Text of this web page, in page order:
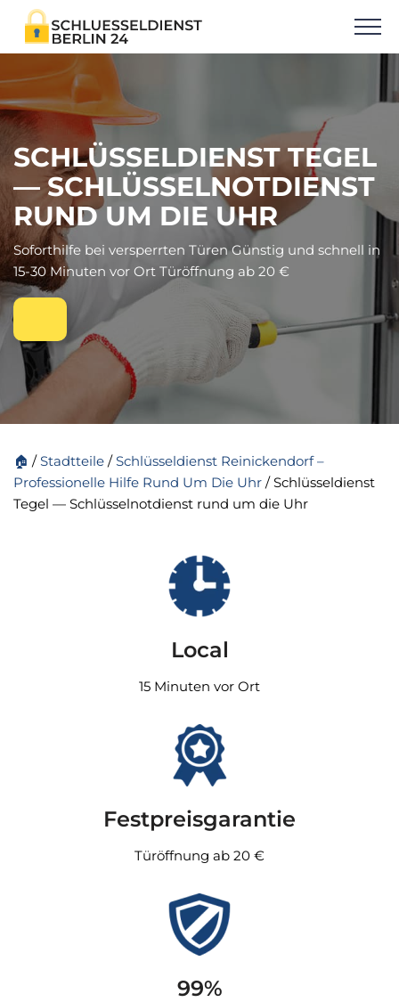
SCHLÜSSELDIENST TEGEL
— SCHLÜSSELNOTDIENST
RUND UM DIE UHR
Soforthilfe bei versperrten Türen Günstig und schnell in
15-30 Minuten vor Ort Türöffnung ab 20 €
🏠 /Stadtteile /Schlüsseldienst Reinickendorf –
Professionelle Hilfe Rund Um Die Uhr /Schlüsseldienst
Tegel — Schlüsselnotdienst rund um die Uhr
Local
15 Minuten vor Ort
Festpreisgarantie
Türöffnung ab 20 €
99%